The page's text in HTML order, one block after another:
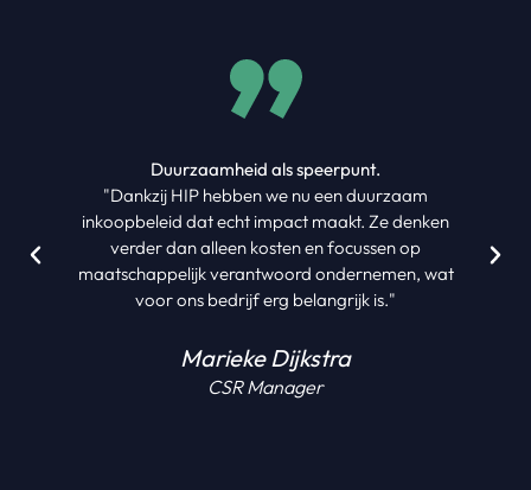
Duurzaamheid als speerpunt.
"Dankzij HIP hebben we nu een duurzaam
inkoopbeleid dat echt impact maakt. Ze denken
verder dan alleen kosten en focussen op
maatschappelijk verantwoord ondernemen, wat
voor ons bedrijf erg belangrijk is."
Marieke Dijkstra
CSR Manager